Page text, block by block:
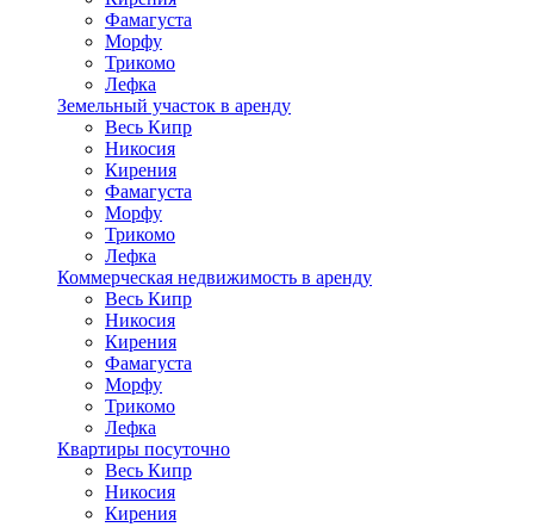
Фамагуста
Морфу
Трикомо
Лефка
Земельный участок в аренду
Весь Кипр
Никосия
Кирения
Фамагуста
Морфу
Трикомо
Лефка
Коммерческая недвижимость в аренду
Весь Кипр
Никосия
Кирения
Фамагуста
Морфу
Трикомо
Лефка
Квартиры посуточно
Весь Кипр
Никосия
Кирения